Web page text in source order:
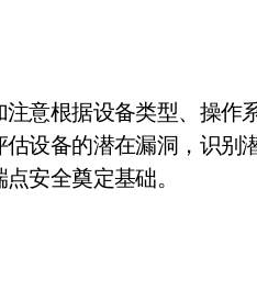
意根据设备类型、操
设备的潜在漏洞，识别
安全奠定基础。